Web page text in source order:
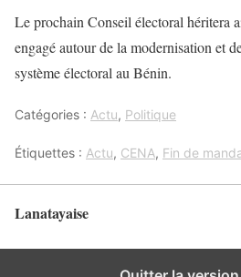
Le prochain Conseil électoral héritera
engagé autour de la modernisation et
système électoral au Bénin.
Catégories : Actu, Politique
Étiquettes : Actu, CENA, Fin de
Lanatayaise